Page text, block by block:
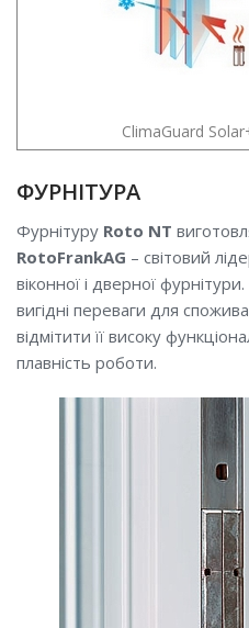
ClimaGuard
ФУРНІТУРА
Фурнітуру Roto NT
RotoFrankAG – світовий
віконної і дверної
вигідні переваги для
відмітити її високу
плавність роботи.